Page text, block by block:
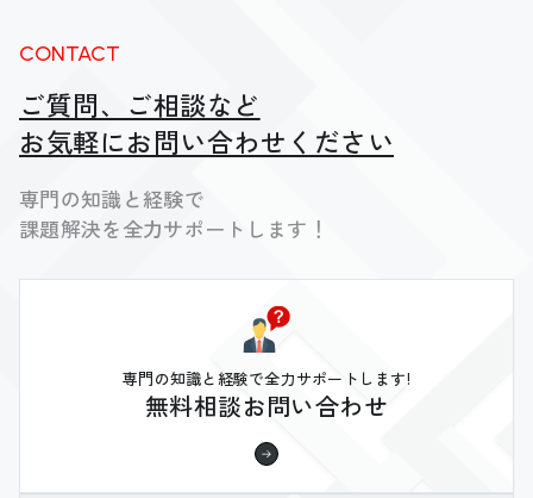
CONTACT
ご質問、ご相談など
お気軽にお問い合わせください
専門の知識と経験で
課題解決を全力サポートします！
専門の知識と経験で全力サポートします!
無料相談お問い合わせ